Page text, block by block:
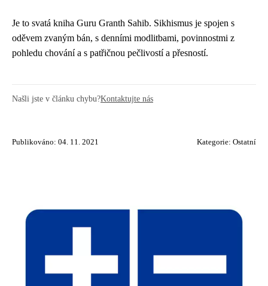
Je to svatá kniha Guru Granth Sahib. Sikhismus je spojen s
oděvem zvaným bán, s denními modlitbami, povinnostmi z
pohledu chování a s patřičnou pečlivostí a přesností.
Našli jste v článku chybu?Kontaktujte nás
Publikováno: 04. 11. 2021 Kategorie: Ostatní